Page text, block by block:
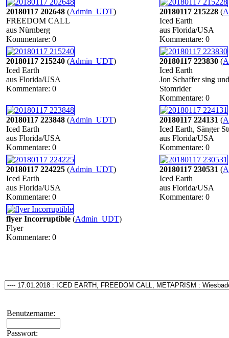
20180117 202648 (Admin_UDT)
FREEDOM CALL
aus Nürnberg
Kommentare: 0
20180117 215228 (
Iced Earth
aus Florida/USA
Kommentare: 0
20180117 215240 (Admin_UDT)
Iced Earth
aus Florida/USA
Kommentare: 0
20180117 223830 (
Iced Earth
Jon Schaffer sing
Stomrider
Kommentare: 0
20180117 223848 (Admin_UDT)
Iced Earth
aus Florida/USA
Kommentare: 0
20180117 224131 (
Iced Earth, Sänger
aus Florida/USA
Kommentare: 0
20180117 224225 (Admin_UDT)
Iced Earth
aus Florida/USA
Kommentare: 0
20180117 230531 (
Iced Earth
aus Florida/USA
Kommentare: 0
flyer Incorruptible (Admin_UDT)
Flyer
Kommentare: 0
Benutzername:
Passwort: